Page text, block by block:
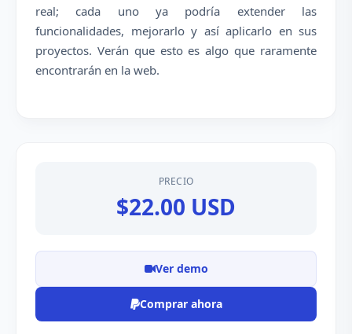
real; cada uno ya podría extender las
funcionalidades, mejorarlo y así aplicarlo en sus
proyectos. Verán que esto es algo que raramente
encontrarán en la web.
PRECIO
$22.00 USD
Ver demo
Comprar ahora